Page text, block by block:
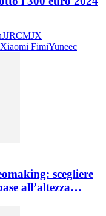
JJRCMJX
Xiaomi FimiYuneec
scegliere
all’altezza…